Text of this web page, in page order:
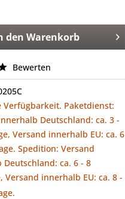
den Warenkorb
Bewerten
Verfügbarkeit. Paketdienst:
Deutschland: ca. 3 -
Versand innerhalb EU: ca. 6
Spedition: Versand
Deutschland: ca. 6 - 8
Versand innerhalb EU: ca. 8 -